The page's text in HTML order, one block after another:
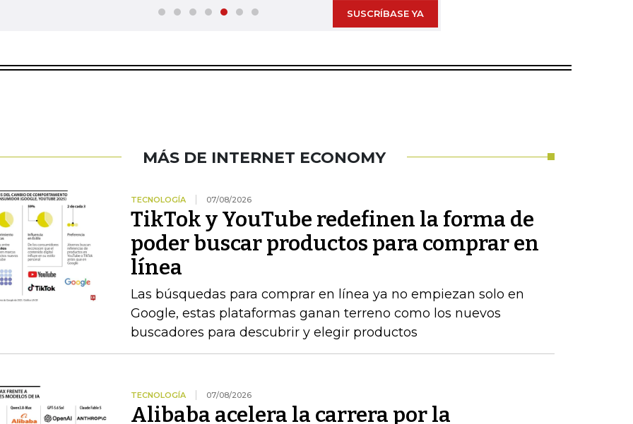
SUSCRÍBASE YA
MÁS DE INTERNET ECONOMY
TECNOLOGÍA 07/08/2026
TikTok y YouTube redefinen la forma de
poder buscar productos para comprar en
línea
Las búsquedas para comprar en línea ya no empiezan solo en
Google, estas plataformas ganan terreno como los nuevos
buscadores para descubrir y elegir productos
TECNOLOGÍA 07/08/2026
Alibaba acelera la carrera por la